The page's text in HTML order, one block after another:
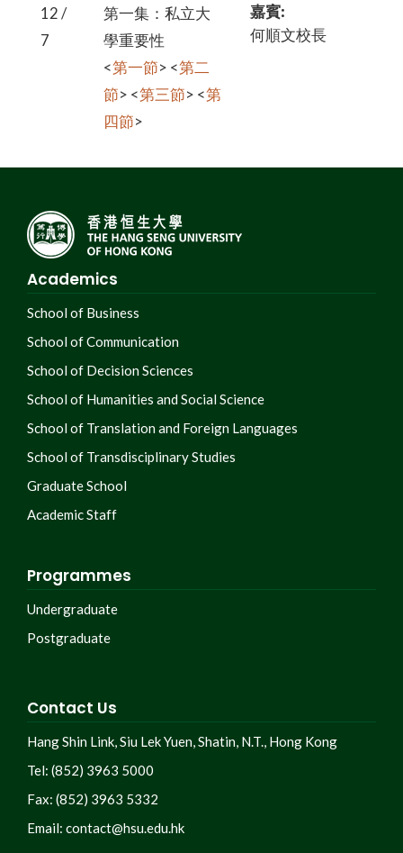
12 /
7
第一集：私立大
學重要性
<第一節> <第二
節> <第三節> <第
四節>
嘉賓:
何順文校長
Academics
School of Business
School of Communication
School of Decision Sciences
School of Humanities and Social Science
School of Translation and Foreign Languages
School of Transdisciplinary Studies
Graduate School
Academic Staff
Programmes
Undergraduate
Postgraduate
Contact Us
Hang Shin Link, Siu Lek Yuen, Shatin, N.T., Hong Kong
Tel: (852) 3963 5000
Fax: (852) 3963 5332
Email: contact@hsu.edu.hk